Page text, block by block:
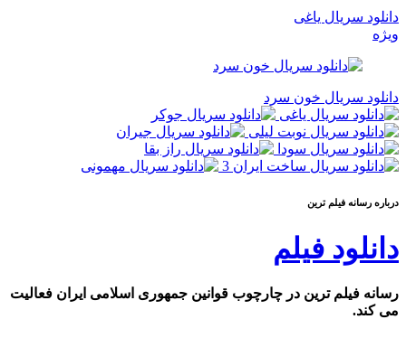
دانلود سریال یاغی
ویژه
دانلود سریال خون سرد
درباره رسانه فيلم ترين
دانلود فیلم
رسانه فیلم ترین در چارچوب قوانین جمهوری اسلامی ایران فعالیت
می کند.